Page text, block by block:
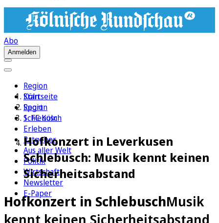
Abo
Anmelden
Region
Köln
Sport
1. FC Köln
Erleben
Ratgeber
Aus aller Welt
Politik
Wirtschaft
Newsletter
E-Paper
Startseite
Region
Schlebusch
Hofkonzert in Leverkusen
Schlebusch: Musik kennt keinen
Sicherheitsabstand
Hofkonzert in SchlebuschMusik
kennt keinen Sicherheitsabstand